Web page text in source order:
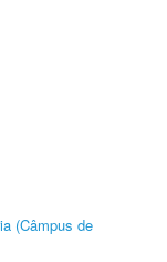
(Câmpus de